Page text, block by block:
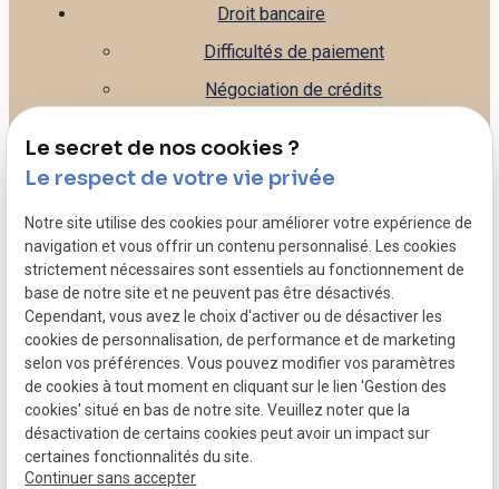
Droit bancaire
Difficultés de paiement
Négociation de crédits
Leasing
Litiges commerciaux - Contentieux
Rédaction de contrats - CGV, CGU...
Caution personnelle de votre entreprise
Dépôt de bilan
Mentions légales
Politique de confidentialité
Gestion des cookies
Le secret de nos cookies ?
Le respect de votre vie privée
Notre site utilise des cookies pour améliorer votre expérience de
navigation et vous offrir un contenu personnalisé. Les cookies
strictement nécessaires sont essentiels au fonctionnement de
base de notre site et ne peuvent pas être désactivés.
Cependant, vous avez le choix d'activer ou de désactiver les
cookies de personnalisation, de performance et de marketing
selon vos préférences. Vous pouvez modifier vos paramètres
de cookies à tout moment en cliquant sur le lien 'Gestion des
cookies' situé en bas de notre site. Veuillez noter que la
désactivation de certains cookies peut avoir un impact sur
certaines fonctionnalités du site.
Continuer sans accepter